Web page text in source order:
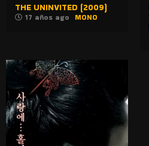
THE UNINVITED (2009)
17 años ago MONO